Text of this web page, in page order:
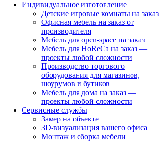
Индивидуальное изготовление
Детские игровые комнаты на заказ
Офисная мебель на заказ от
производителя
Мебель для open-space на заказ
Мебель для HoReCa на заказ —
проекты любой сложности
Производство торгового
оборудования для магазинов,
шоурумов и бутиков
Мебель для дома на заказ —
проекты любой сложности
Сервисные службы
Замер на объекте
3D-визуализация вашего офиса
Монтаж и сборка мебели